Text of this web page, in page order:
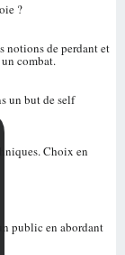
?
notions de perdant et
combat.
un but de self
Choix en
public en abordant